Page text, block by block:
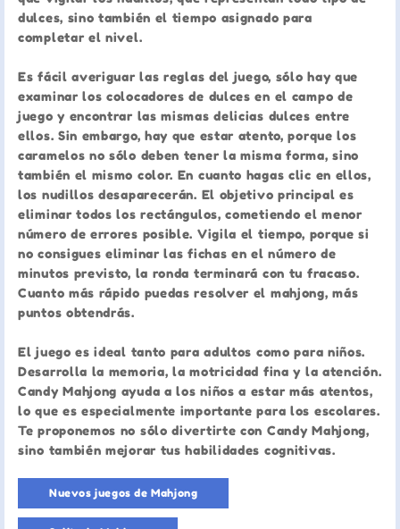
dulces, sino también el tiempo asignado para
completar el nivel.
Es fácil averiguar las reglas del juego, sólo hay que
examinar los colocadores de dulces en el campo de
juego y encontrar las mismas delicias dulces entre
ellos. Sin embargo, hay que estar atento, porque los
caramelos no sólo deben tener la misma forma, sino
también el mismo color. En cuanto hagas clic en ellos,
los nudillos desaparecerán. El objetivo principal es
eliminar todos los rectángulos, cometiendo el menor
número de errores posible. Vigila el tiempo, porque si
no consigues eliminar las fichas en el número de
minutos previsto, la ronda terminará con tu fracaso.
Cuanto más rápido puedas resolver el mahjong, más
puntos obtendrás.
El juego es ideal tanto para adultos como para niños.
Desarrolla la memoria, la motricidad fina y la atención.
Candy Mahjong ayuda a los niños a estar más atentos,
lo que es especialmente importante para los escolares.
Te proponemos no sólo divertirte con Candy Mahjong,
sino también mejorar tus habilidades cognitivas.
Nuevos juegos de Mahjong